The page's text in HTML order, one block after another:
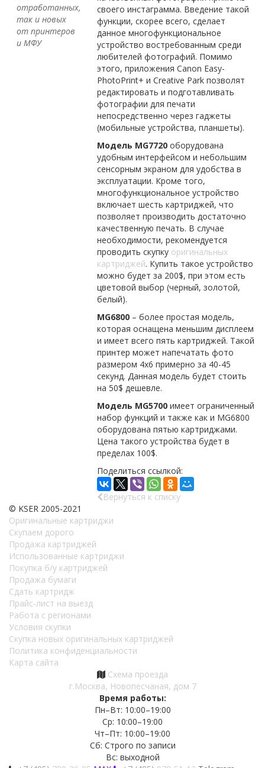
отработанных,
так и новых
от принтеров
и МФУ
своего инстаграмма. Введение такой
функции, скорее всего, сделает
данное многофункциональное
устройство востребованным среди
любителей фотографий. Помимо
этого, приложения Canon Easy-
PhotoPrint+ и Creative Park позволят
редактировать и подготавливать
фотографии для печати
непосредственно через гаджеты
(мобильные устройства, планшеты).
Модель MG7720 оборудована
удобным интерфейсом и небольшим
сенсорным экраном для удобства в
эксплуатации. Кроме того,
многофункциональное устройство
включает шесть картриджей, что
позволяет производить достаточно
качественную печать. В случае
необходимости, рекомендуется
проводить скупку оригинальных
картриджей. Купить такое устройство
можно будет за 200$, при этом есть
цветовой выбор (черный, золотой,
белый).
MG6800 – более простая модель,
которая оснащена меньшим дисплеем
и имеет всего пять картриджей. Такой
принтер может напечатать фото
размером 4х6 примерно за 40-45
секунд. Данная модель будет стоить
на 50$ дешевле.
Модель MG5700 имеет ограниченный
набор функций и также как и MG6800
оборудована пятью картриджами.
Цена такого устройства будет в
пределах 100$.
Поделиться ссылкой:
Вернуться к списку
© KSER 2005-2021
Оригинальные картриджи
Скупаем дорого
Продажа картриджей
Использованные картриджи
Покупка б/у картриджей
Продажа бумаги
Сдать картридж
Прайс-лист на выезд
Работа с регионами
Условия скупки
Скупка новых оригинальных картриджей
Политика конфиденциальности
Карта сайта
Схема проезда
г.Москва, Новопесчаная, дом 7
Время работы:
Пн–Вт: 10:00–19:00
Ср: 10:00–19:00
Чт–Пт: 10:00–19:00
Сб: Строго по записи
Вс: выходной